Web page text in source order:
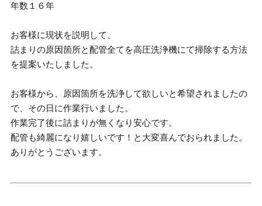
年数１６年
お客様に現状を説明して、
詰まりの原因箇所と配管全てを高圧洗浄機にて掃除する方法
を提案いたしました。
お客様から、原因箇所を洗浄して欲しいと希望されましたの
で、その日に作業行いました。
作業完了後に詰まりが無くなり安心です。
配管も綺麗になり嬉しいです！と大変喜んでおられました。
ありがとうございます。